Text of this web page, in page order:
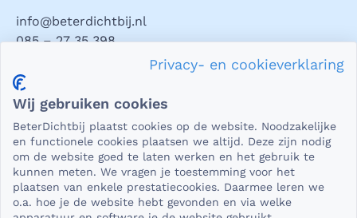
info@beterdichtbij.nl
085 – 27 35 398
Privacy en veiligheid
essentieel dat die beveiligd worden uitgewisseld. En dat
die gegevens niet in verkeerde handen vallen. Daar kun je
op rekenen bij BeterDichtbij.
Lees verder
Privacy- en cookieverklaring
Wij gebruiken cookies
BeterDichtbij plaatst cookies op de website. Noodzakelijke
en functionele cookies plaatsen we altijd. Deze zijn nodig
om de website goed te laten werken en het gebruik te
kunnen meten. We vragen je toestemming voor het
plaatsen van enkele prestatiecookies. Daarmee leren we
o.a. hoe je de website hebt gevonden en via welke